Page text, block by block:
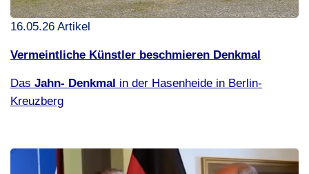
16.05.26 Artikel
Vermeintliche Künstler beschmieren Denkmal
Das Jahn- Denkmal in der Hasenheide in Berlin-
Kreuzberg